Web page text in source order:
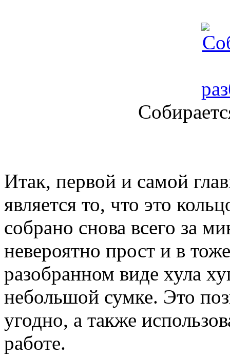
Итак, первой и самой
является то, что это
собрано снова всего за
невероятно прост и в
разобранном виде хула
небольшой сумке. Это
угодно, а также
работе.